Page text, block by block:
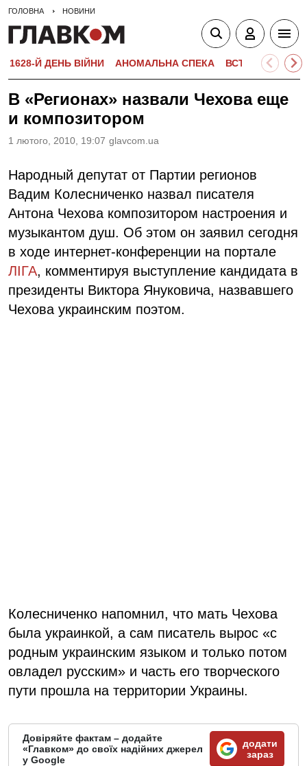
ГОЛОВНА НОВИНИ
1628-Й ДЕНЬ ВІЙНИ АНОМАЛЬНА СПЕКА ВСТУПНА
В «Регионах» назвали Чехова еще
и композитором
1 лютого, 2010, 19:07 glavcom.ua
Народный депутат от Партии регионов
Вадим Колесниченко назвал писателя
Антона Чехова композитором настроения и
музыкантом душ. Об этом он заявил сегодня
в ходе интернет-конференции на портале
ЛІГА, комментируя выступление кандидата в
президенты Виктора Януковича, назвавшего
Чехова украинским поэтом.
Колесниченко напомнил, что мать Чехова
была украинкой, а сам писатель вырос «с
родным украинским языком и только потом
овладел русским» и часть его творческого
пути прошла на территории Украины.
Довіряйте фактам – додайте
«Главком» до своїх надійних джерел
у Google
додати
зараз